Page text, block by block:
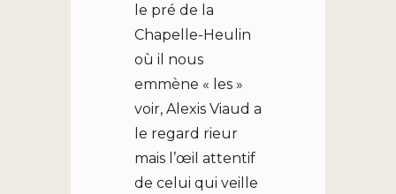
le pré de la
Chapelle-Heulin
où il nous
emmène « les »
voir, Alexis Viaud a
le regard rieur
mais l’œil attentif
de celui qui veille